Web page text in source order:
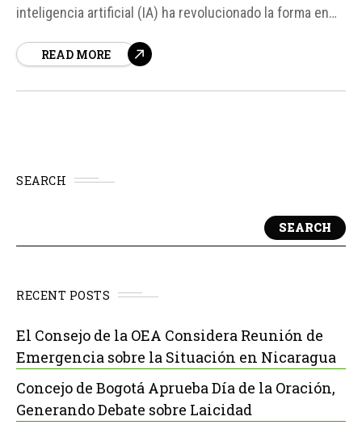
inteligencia artificial (IA) ha revolucionado la forma en
también ha generado algunos problemas inesperados.
READ MORE
SEARCH
SEARCH
RECENT POSTS
El Consejo de la OEA Considera Reunión de
Emergencia sobre la Situación en Nicaragua
Concejo de Bogotá Aprueba Día de la Oración,
Generando Debate sobre Laicidad